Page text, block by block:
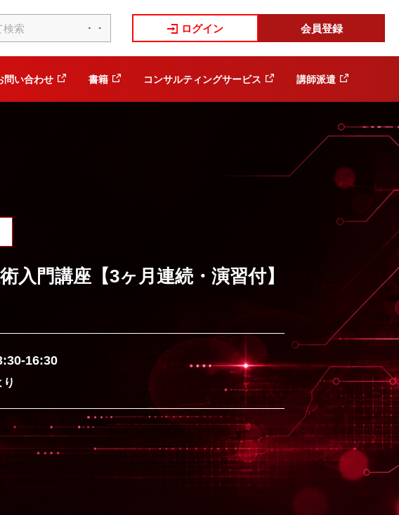
ログイン 会員登録
問い合わせ 書籍 コンサルティングサービス 講師派遣
門講座【3ヶ月連続・演習付】
16:30